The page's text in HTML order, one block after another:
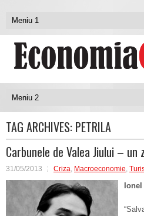
TAG ARCHIVES: PETRILA
Carbunele de Valea Jiului –
31/05/2013 Criza, Macroeconomie,